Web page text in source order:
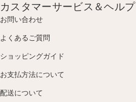
カスタマーサービス＆ヘルプ
お問い合わせ
よくあるご質問
ショッピングガイド
お支払方法について
配送について